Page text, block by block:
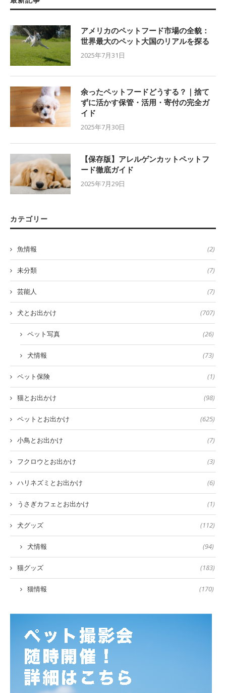
アメリカのペットフード市場の全貌：
世界最大のペット大国のリアルを探る
2025年7月31日
余ったペットフードどうする？｜捨て
ずに活かす保管・活用・寄付の完全ガ
イド
2025年7月30日
【保存版】アレルゲンカットペットフ
ード徹底ガイド
2025年7月29日
カテゴリー
魚情報 (2)
未分類 (7)
芸能人 (7)
犬とお出かけ (707)
ペット写真 (26)
犬情報 (73)
ペット保険 (1)
猫とお出かけ (98)
ペットとお出かけ (625)
小鳥とお出かけ (7)
フクロウとお出かけ (3)
ハリネズミとお出かけ (6)
うさぎカフェとお出かけ (1)
犬グッズ (112)
犬情報 (94)
猫グッズ (183)
猫情報 (170)